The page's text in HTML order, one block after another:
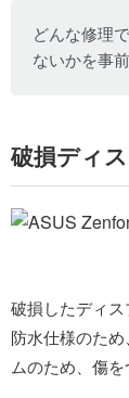
どんな修理
ないかを事
破損ディ
破損したディス
防水仕様のた
ムのため、傷を